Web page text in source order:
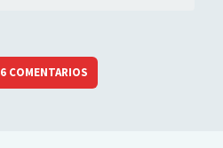
6 COMENTARIOS